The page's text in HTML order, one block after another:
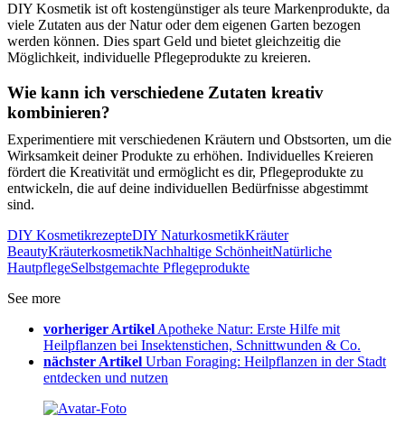
DIY Kosmetik ist oft kostengünstiger als teure Markenprodukte, da
viele Zutaten aus der Natur oder dem eigenen Garten bezogen
werden können. Dies spart Geld und bietet gleichzeitig die
Möglichkeit, individuelle Pflegeprodukte zu kreieren.
Wie kann ich verschiedene Zutaten kreativ
kombinieren?
Experimentiere mit verschiedenen Kräutern und Obstsorten, um die
Wirksamkeit deiner Produkte zu erhöhen. Individuelles Kreieren
fördert die Kreativität und ermöglicht es dir, Pflegeprodukte zu
entwickeln, die auf deine individuellen Bedürfnisse abgestimmt
sind.
DIY KosmetikrezepteDIY NaturkosmetikKräuter
BeautyKräuterkosmetikNachhaltige SchönheitNatürliche
HautpflegeSelbstgemachte Pflegeprodukte
See more
vorheriger Artikel Apotheke Natur: Erste Hilfe mit
Heilpflanzen bei Insektenstichen, Schnittwunden & Co.
nächster Artikel Urban Foraging: Heilpflanzen in der Stadt
entdecken und nutzen